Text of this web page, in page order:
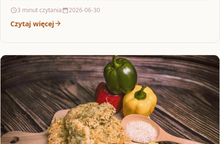
3 minut czytania 2026-06-30
Czytaj więcej